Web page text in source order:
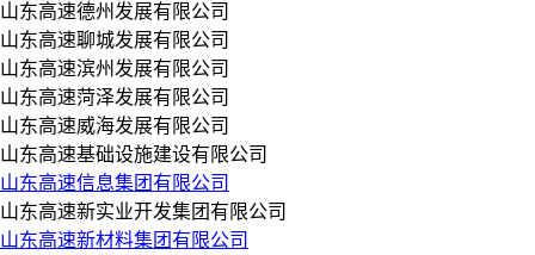
山东高速德州发展有限公司
山东高速聊城发展有限公司
山东高速滨州发展有限公司
山东高速菏泽发展有限公司
山东高速威海发展有限公司
山东高速基础设施建设有限公司
山东高速信息集团有限公司
山东高速新实业开发集团有限公司
山东高速新材料集团有限公司